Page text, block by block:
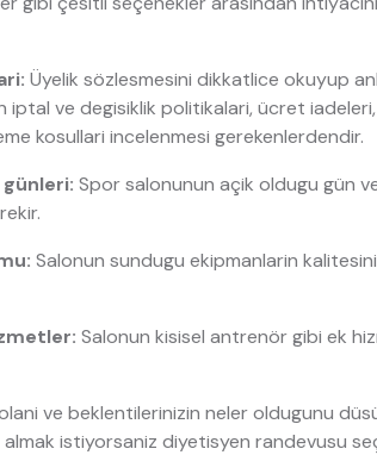
Üyelik sözlesmesini dikkatlice okuyup
iptal ve degisiklik politikalari, ücret
kosullari incelenmesi gerekenlerdendir.
Spor salonunun açik oldugu gün
Salonun sundugu ekipmanlarin
Salonun kisisel antrenör gibi ek
ve beklentilerinizin neler oldugunu
istiyorsaniz diyetisyen randevusu